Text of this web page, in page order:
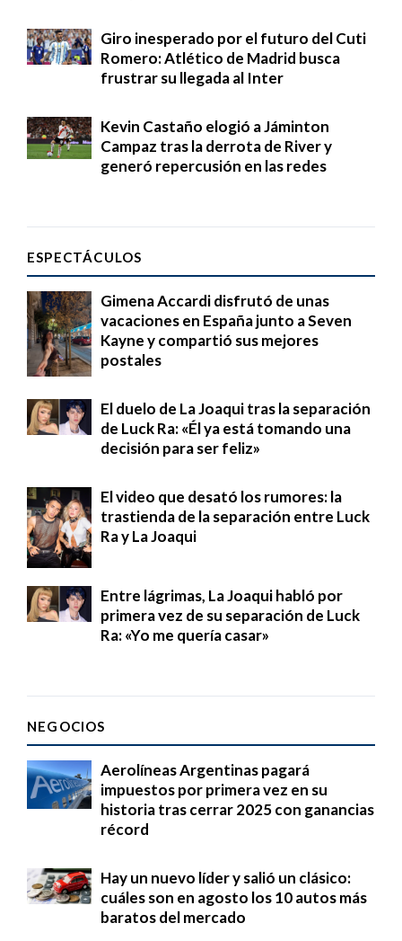
Giro inesperado por el futuro del Cuti
Romero: Atlético de Madrid busca
frustrar su llegada al Inter
Kevin Castaño elogió a Jáminton
Campaz tras la derrota de River y
generó repercusión en las redes
ESPECTÁCULOS
Gimena Accardi disfrutó de unas
vacaciones en España junto a Seven
Kayne y compartió sus mejores
postales
El duelo de La Joaqui tras la separación
de Luck Ra: «Él ya está tomando una
decisión para ser feliz»
El video que desató los rumores: la
trastienda de la separación entre Luck
Ra y La Joaqui
Entre lágrimas, La Joaqui habló por
primera vez de su separación de Luck
Ra: «Yo me quería casar»
NEGOCIOS
Aerolíneas Argentinas pagará
impuestos por primera vez en su
historia tras cerrar 2025 con ganancias
récord
Hay un nuevo líder y salió un clásico:
cuáles son en agosto los 10 autos más
baratos del mercado